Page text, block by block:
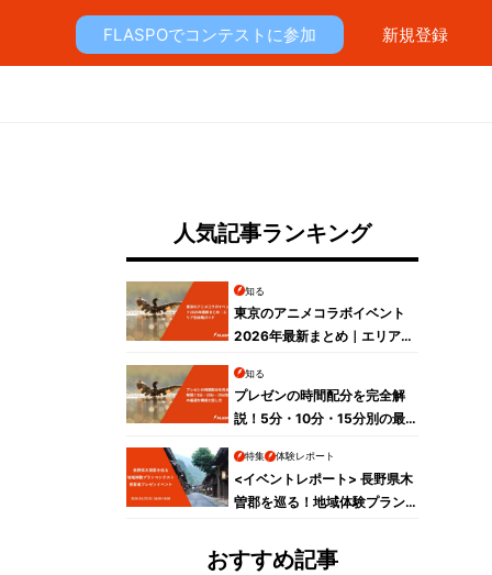
FLASPOでコンテストに参加 新規登録
人気記事ランキング
知る
東京のアニメコラボイベント
2026年最新まとめ｜エリア別
知る
プレゼンの時間配分を完全解
説！5分・10分・15分別の最
特集 体験レポート
<イベントレポート> 長野県木
曽郡を巡る！地域体験プラン
ベントレポート
おすすめ記事